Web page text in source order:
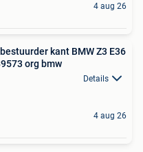
4 aug 26
kant BMW Z3 E36
org bmw
Details
4 aug 26